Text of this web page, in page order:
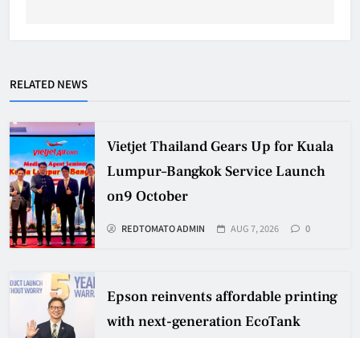
RELATED NEWS
Vietjet Thailand Gears Up for Kuala
Lumpur–Bangkok Service Launch
on9 October
REDTOMATO ADMIN AUG 7, 2026 0
Epson reinvents affordable printing
with next-generation EcoTank